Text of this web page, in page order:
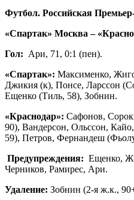
Футбол. Российская
«Спартак» Москва –
Гол: Ари, 71, 0:1 (пен).
«Спартак»: Максименко,
Джикия (к), Понсе, Ларссон
Ещенко (Тиль, 58), Зобнин.
«Краснодар»: Сафонов,
90), Вандерсон, Ольссон,
59), Петров, Фернандеш
Предупреждения: Ещенко,
Черников, Рамирес, Ари.
Удаление: Зобнин (2-я ж.к.,